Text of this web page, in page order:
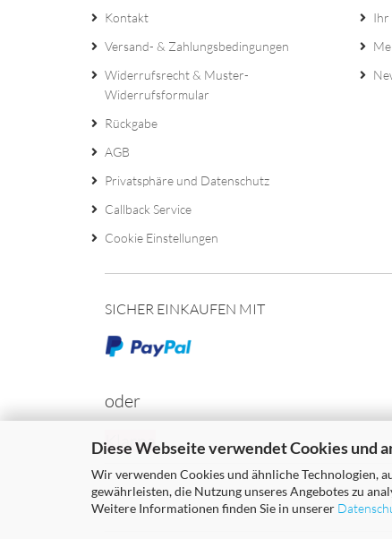
Diese Webseite verwendet Cookies und
Wir verwenden Cookies und ähnliche Technologien,
gewährleisten, die Nutzung unseres Angebotes zu
Weitere Informationen finden Sie in unserer
Kontakt
Versand- & Zahlungsbedingungen
Widerrufsrecht & Muster-
Widerrufsformular
Rückgabe
AGB
Privatsphäre und Datenschutz
Callback Service
Cookie Einstellungen
Ihr
SICHER EINKAUFEN MIT
oder
Klarna